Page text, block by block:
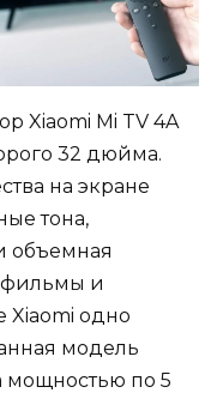
Xiaomi Mi TV 4A
32 дюйма.
на экране
тона,
объемная
фильмы и
Xiaomi одно
модель
мощностью по 5